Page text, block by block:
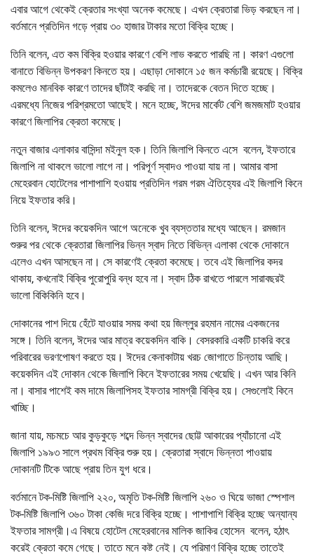
এবার আগে থেকেই ক্রেতার সংখ্যা অনেক কমেছে। এখন ক্রেতারা ভিড় করছেন না।
বর্তমানে প্রতিদিন গড়ে প্রায় ৩০ হাজার টাকার মতো বিক্রি হচ্ছে।
তিনি বলেন, এত কম বিক্রি হওয়ার কারণে বেশি লাভ করতে পারছি না। কারণ এগুলো
বানাতে বিভিন্ন উপকরণ কিনতে হয়। এছাড়া দোকানে ১৫ জন কর্মচারী রয়েছে। বিক্রি
কমলেও মানবিক কারণে তাদের ছাঁটাই করছি না। তাদেরকে বেতন দিতে হচ্ছে।
এরমধ্যে নিজের পরিশ্রমতো আছেই। মনে হচ্ছে, ঈদের মার্কেট বেশি জমজমাট হওয়ার
কারণে জিলাপির ক্রেতা কমেছে।
নতুন বাজার এলাকার বাসিন্দা মইনুল হক। তিনি জিলাপি কিনতে এসে বলেন, ইফতারে
জিলাপি না থাকলে ভালো লাগে না। পরিপূর্ণ স্বাদও পাওয়া যায় না। আমার বাসা
মেহেরবান হোটেলের পাশাপাশি হওয়ায় প্রতিদিন গরম গরম ঐতিহ্যের এই জিলাপি কিনে
নিয়ে ইফতার করি।
তিনি বলেন, ঈদের কয়েকদিন আগে অনেকে খুব ব্যস্ততার মধ্যে আছেন। রমজান
শুরুর পর থেকে ক্রেতারা জিলাপির ভিন্ন স্বাদ নিতে বিভিন্ন এলাকা থেকে দোকানে
এলেও এখন আসছেন না। সে কারণেই ক্রেতা কমেছে। তবে এই জিলাপির কদর
থাকায়, কখনোই বিক্রি পুরোপুরি বন্ধ হবে না। স্বাদ ঠিক রাখতে পারলে সারাবছরই
ভালো বিকিকিনি হবে।
দোকানের পাশ দিয়ে হেঁটে যাওয়ার সময় কথা হয় জিল্লুর রহমান নামের একজনের
সঙ্গে। তিনি বলেন, ঈদের আর মাত্র কয়েকদিন বাকি। বেসরকারি একটি চাকরি করে
পরিবারের ভরণপোষণ করতে হয়। ঈদের কেনাকাটায় খরচ জোগাতে চিন্তায় আছি।
কয়েকদিন এই দোকান থেকে জিলাপি কিনে ইফতারের সময় খেয়েছি। এখন আর কিনি
না। বাসার পাশেই কম দামে জিলাপিসহ ইফতার সামগ্রী বিক্রি হয়। সেগুলোই কিনে
খাচ্ছি।
জানা যায়, মচমচে আর কুড়কুড়ে শব্দে ভিন্ন স্বাদের ছোট্ট আকারের প্যাঁচানো এই
জিলাপি ১৯৯৩ সালে প্রথম বিক্রি শুরু হয়। ক্রেতারা স্বাদে ভিন্নতা পাওয়ায়
দোকানটি টিকে আছে প্রায় তিন যুগ ধরে।
বর্তমানে টক-মিষ্টি জিলাপি ২২০, অমৃতি টক-মিষ্টি জিলাপি ২৬০ ও ঘিয়ে ভাজা স্পেশাল
টক-মিষ্টি জিলাপি ৩৬০ টাকা কেজি দরে বিক্রি হচ্ছে। পাশাপাশি বিক্রি হচ্ছে অন্যান্য
ইফতার সামগ্রী।এ বিষয়ে হোটেল মেহেরবানের মালিক জাকির হোসেন বলেন, হঠাৎ
করেই ক্রেতা কমে গেছে। তাতে মনে কষ্ট নেই। যে পরিমাণ বিক্রি হচ্ছে তাতেই